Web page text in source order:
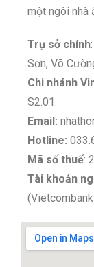
một ngôi nhà
Trụ sở chính
Sơn, Võ
Chi nhánh
S2.01.
Email:
Hotline:
Mã số thuế:
Tài khoản